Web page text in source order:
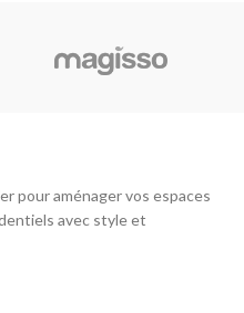
pour aménager vos espaces
avec style et